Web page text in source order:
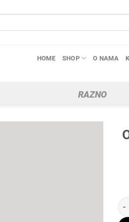
HOME SHOP O NAMA
RAZNO